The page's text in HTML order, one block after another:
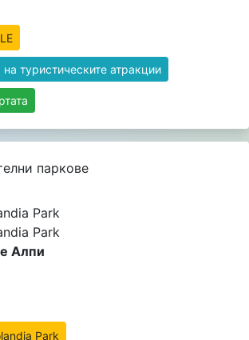
туристическите атракции
паркове
Park
Park
Алпи